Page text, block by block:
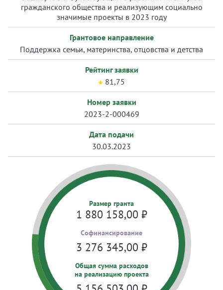
гражданского общества и реализующим социально
значимые проекты в 2023 году
Грантовое направление
Поддержка семьи, материнства, отцовства и детства
Рейтинг заявки
81,75
Номер заявки
2023-2-000469
Дата подачи
30.03.2023
Размер гранта
1 880 158,00 ₽
Cофинансирование
3 276 345,00 ₽
Общая сумма расходов
на реализацию проекта